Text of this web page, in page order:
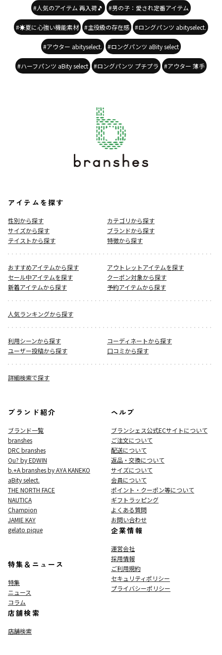
#人気のアイテム 再入荷🎵 #男の子：愛され定番アイテム
#☀️夏に心強い機能素材 #主役級の存在感 #ロングパンツ abityselect.
#アウター abityselect. #ロングパンツ aBity select
#ハーフパンツ aBity select #ロングパンツ プチプラ #アウター 薄手
アイテムを探す
性別から探す
カテゴリから探す
サイズから探す
ブランドから探す
テイストから探す
特徴から探す
おすすめアイテムから探す
アウトレットアイテムを探す
セール中アイテムを探す
クーポン対象から探す
新着アイテムから探す
予約アイテムから探す
人気ランキングから探す
利用シーンから探す
コーディネートから探す
ユーザー投稿から探す
口コミから探す
詳細検索で探す
ブランド紹介
ブランド一覧
branshes
DRC branshes
Ou? by EDWIN
b.+A branshes by AYA KANEKO
aBity select.
THE NORTH FACE
NAUTICA
Champion
JAMIE KAY
gelato pique
特集＆ニュース
特集
ニュース
コラム
店舗検索
店舗検索
ヘルプ
ブランシェス公式ECサイトについて
ご注文について
配送について
返品・交換について
サイズについて
会員について
ポイント・クーポン等について
ギフトラッピング
よくある質問
お問い合わせ
企業情報
運営会社
採用情報
ご利用規約
セキュリティポリシー
プライバシーポリシー